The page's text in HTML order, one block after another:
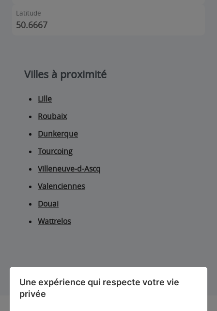
Latitude
50.6667
Villes à proximité
Lille
Roubaix
Dunkerque
Tourcoing
Villeneuve-d-Ascq
Valenciennes
Douai
Wattrelos
Une expérience qui respecte votre vie
privée